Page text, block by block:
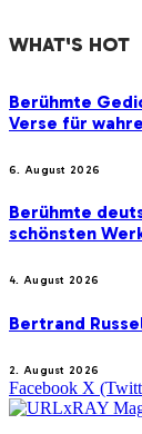
WHAT'S HOT
Berühmte
Verse für
6. August 2026
Berühmte
schönsten
4. August 2026
Bertrand
2. August 2026
Facebook X